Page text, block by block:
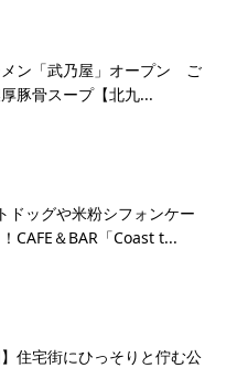
ン「武乃屋」オープン ご
豚骨スープ【北九...
ドッグや米粉シフォンケー
CAFE＆BAR「Coast t...
】住宅街にひっそりと佇む公